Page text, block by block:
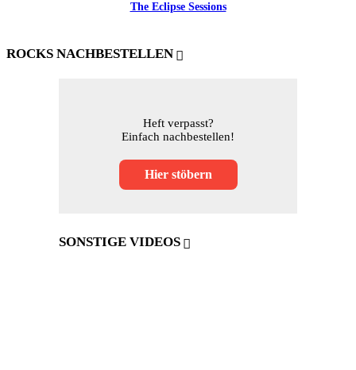
The Eclipse Sessions
ROCKS NACHBESTELLEN
Heft verpasst?
Einfach nachbestellen!
Hier stöbern
SONSTIGE VIDEOS